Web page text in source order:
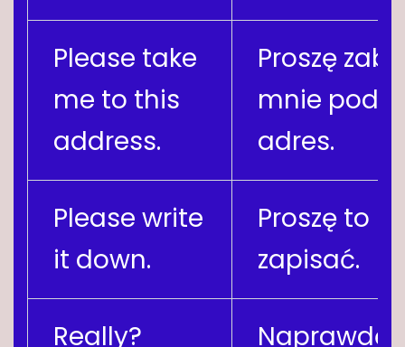
Please take
me to this
address.
Proszę
mnie pod
adres.
Please write
it down.
Proszę to
zapisać.
Really? Naprawdę?